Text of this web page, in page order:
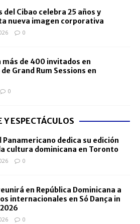
del Cibao celebra 25 años y
nueva imagen corporativa
0
más de 400 invitados en
Grand Rum Sessions en
0
Y ESPECTÁCULOS
Panamericano dedica su edición
cultura dominicana en Toronto
0
en República Dominicana a
internacionales en Só Dança in
0